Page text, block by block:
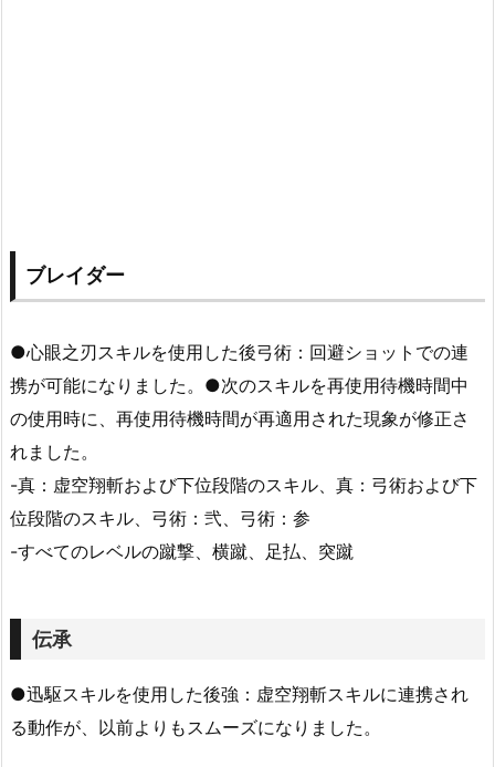
ブレイダー
●心眼之刃スキルを使用した後弓術：回避ショットでの連
携が可能になりました。●次のスキルを再使用待機時間中
の使用時に、再使用待機時間が再適用された現象が修正さ
れました。
-真：虚空翔斬および下位段階のスキル、真：弓術および下
位段階のスキル、弓術：弐、弓術：参
-すべてのレベルの蹴撃、横蹴、足払、突蹴
伝承
●迅駆スキルを使用した後強：虚空翔斬スキルに連携され
る動作が、以前よりもスムーズになりました。